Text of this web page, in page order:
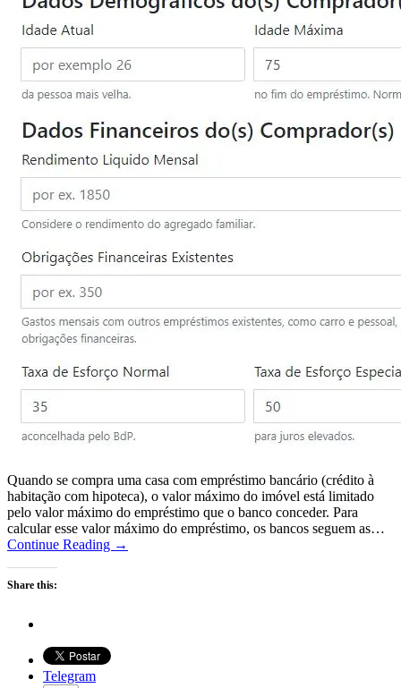
Quando se compra uma casa com empréstimo bancário (crédito à
habitação com hipoteca), o valor máximo do imóvel está limitado
pelo valor máximo do empréstimo que o banco conceder. Para
calcular esse valor máximo do empréstimo, os bancos seguem as…
Continue Reading →
Share this:
Telegram